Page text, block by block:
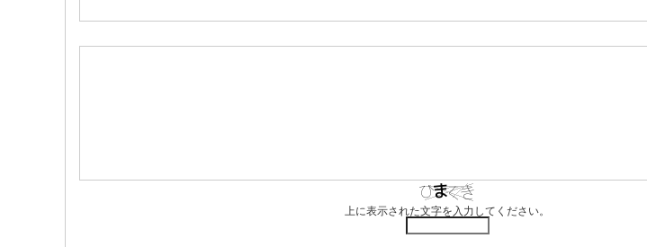
上に表示された文字を入力してください。